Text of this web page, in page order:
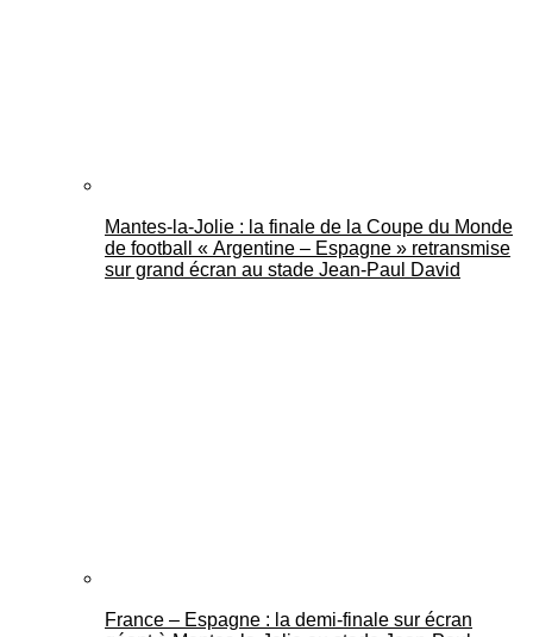
Mantes-la-Jolie : la finale de la Coupe du Monde
de football « Argentine – Espagne » retransmise
sur grand écran au stade Jean-Paul David
France – Espagne : la demi-finale sur écran